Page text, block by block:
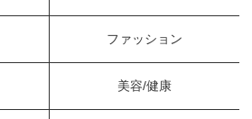
ファッション
美容/健康